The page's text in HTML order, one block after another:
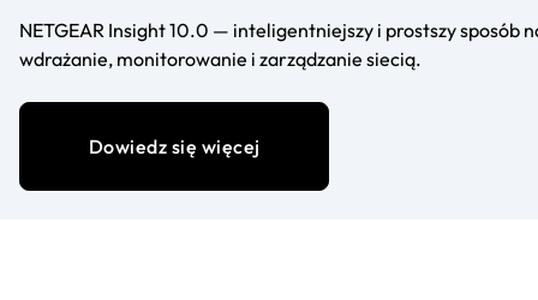
NETGEAR Insight 10.0 — inteligentniejszy i prostszy sposób
wdrażanie, monitorowanie i zarządzanie siecią.
Dowiedz się więcej